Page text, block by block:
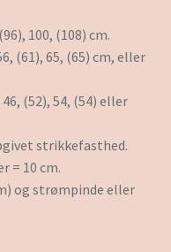
100, (108) cm.
(61), 65, (65) cm, eller
(52), 54, (54) eller
strikkefasthed.
= 10 cm.
og strømpinde eller